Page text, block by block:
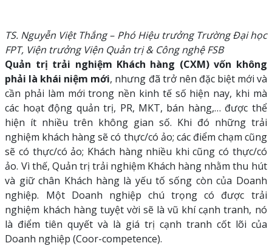
TS. Nguyễn Việt Thắng – Phó Hiệu trưởng Trường Đại học
FPT, Viện trưởng Viện Quản trị & Công nghệ FSB
Quản trị trải nghiệm Khách hàng (CXM) vốn không
phải là khái niệm mới, nhưng đã trở nên đặc biệt mới và
cần phải làm mới trong nền kinh tế số hiện nay, khi mà
các hoạt động quản trị, PR, MKT, bán hàng,… được thể
hiện ít nhiều trên không gian số. Khi đó những trải
nghiệm khách hàng sẽ có thực/có ảo; các điểm chạm cũng
sẽ có thực/có ảo; Khách hàng nhiều khi cũng có thực/có
ảo. Vì thế, Quản trị trải nghiệm Khách hàng nhằm thu hút
và giữ chân Khách hàng là yếu tố sống còn của Doanh
nghiệp. Một Doanh nghiệp chú trọng có được trải
nghiệm khách hàng tuyệt vời sẽ là vũ khí cạnh tranh, nó
là điểm tiên quyết và là giá trị cạnh tranh cốt lõi của
Doanh nghiệp (Coor-competence).